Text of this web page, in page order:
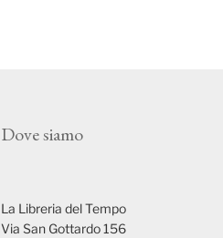
Dove siamo
La Libreria del Tempo
Via San Gottardo 156